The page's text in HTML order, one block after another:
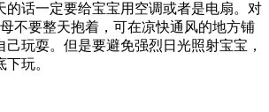
的话一定要给宝宝用空调或者是电扇。对
不要整天抱着，可在凉快通风的地方铺
玩耍。但是要避免强烈日光照射宝宝，
玩。